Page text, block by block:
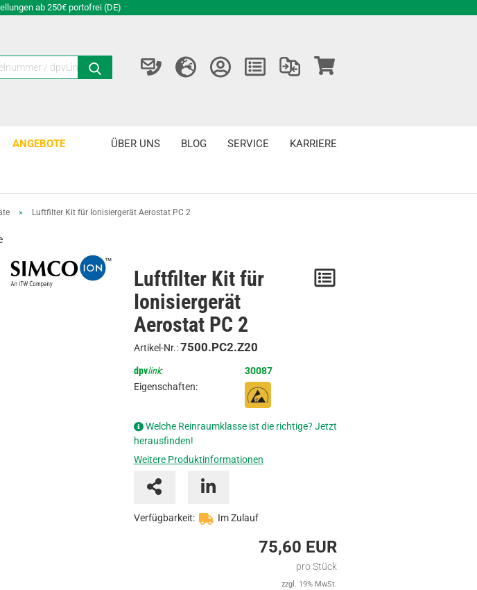
ab 250€ portofrei (DE)
ANGEBOTE KARRIERE
SERVICE
BLOG
ÜBER UNS
» Luftfilter Kit für Ionisiergerät Aerostat PC 2
Luftfilter Kit für
Ionisiergerät
Aerostat PC 2
Artikel-Nr.:7500.PC2.Z20
dpvlink:
30087
Eigenschaften:
Welche Reinraumklasse ist die richtige? Jetzt
herausfinden!
Weitere Produktinformationen
Verfügbarkeit: Im Zulauf
75,60 EUR
pro Stück
zzgl. 19% MwSt.